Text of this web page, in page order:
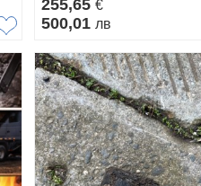
255,65 €
500,01 лв